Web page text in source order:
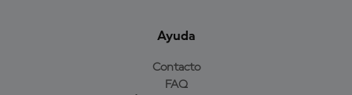
Ayuda
Contacto
FAQ